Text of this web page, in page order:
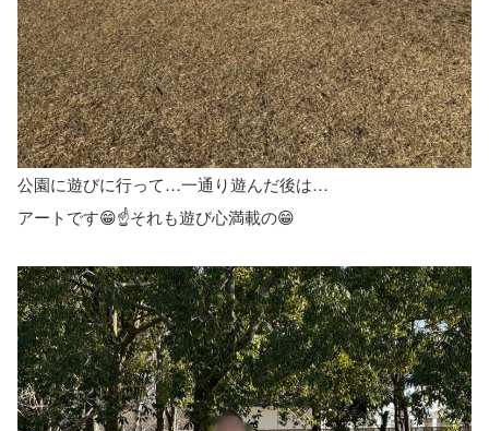
公園に遊びに行って…一通り遊んだ後は…
アートです😁☝️それも遊び心満載の😁